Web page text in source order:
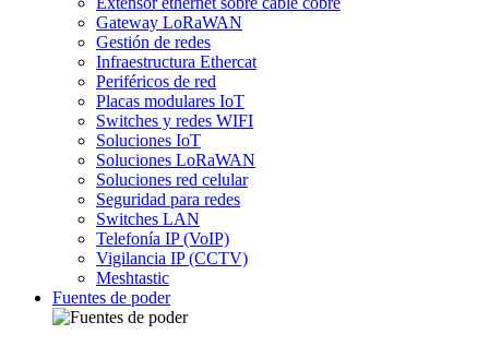
Gateway LoRaWAN
Gestión de redes
Infraestructura Ethercat
Periféricos de red
Placas modulares IoT
Switches y redes WIFI
Soluciones IoT
Soluciones LoRaWAN
Soluciones red celular
Seguridad para redes
Switches LAN
Telefonía IP (VoIP)
Vigilancia IP (CCTV)
Meshtastic
Fuentes de poder